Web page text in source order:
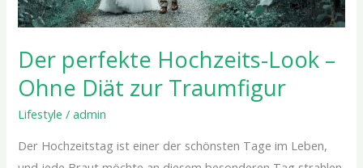
Der perfekte Hochzeits-Look –
Ohne Diät zur Traumfigur
Lifestyle /admin
Der Hochzeitstag ist einer der schönsten Tage im Leben,